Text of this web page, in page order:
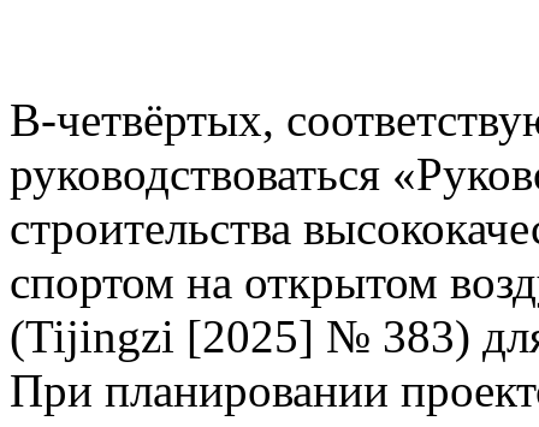
В-четвёртых,
руководствоваться
строительства
спортом на открытом
(Tijingzi [2025] № 383) для
При планировании